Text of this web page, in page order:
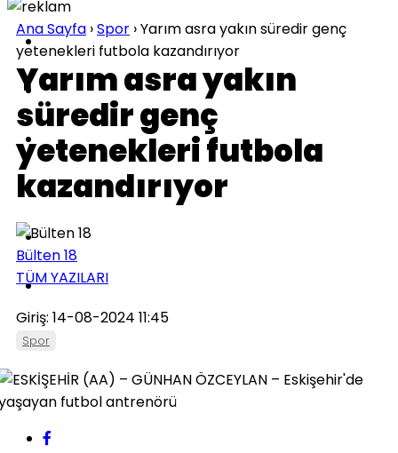
SPOR
EĞITIM
SAĞLIK
TEKNOLOJI
İLÇELER
Ana Sayfa ›Spor ›Yarım asra yakın süredir genç
yetenekleri futbola kazandırıyor
Yarım asra yakın
süredir genç
yetenekleri futbola
kazandırıyor
Bülten 18
TÜM YAZILARI
Giriş: 14-08-2024 11:45
Spor